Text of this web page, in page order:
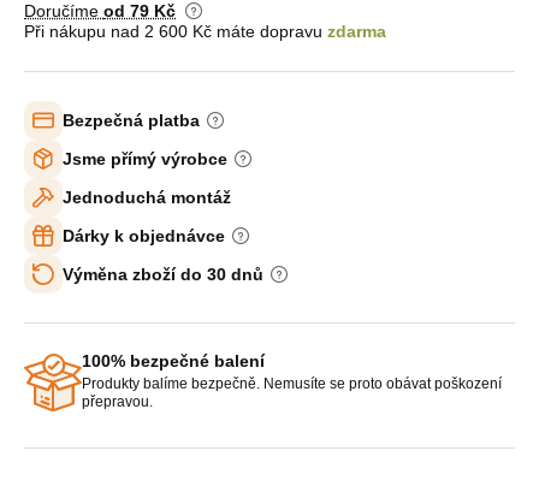
Doručíme od 79 Kč
Při nákupu nad 2 600 Kč máte dopravu zdarma
Bezpečná platba
Jsme přímý výrobce
Jednoduchá montáž
Dárky k objednávce
Výměna zboží do 30 dnů
100% bezpečné balení
Produkty balíme bezpečně. Nemusíte se proto obávat poškození
přepravou.